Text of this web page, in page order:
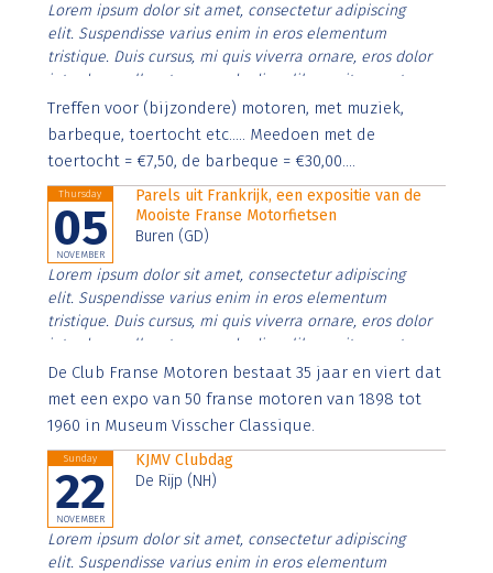
Lorem ipsum dolor sit amet, consectetur adipiscing
elit. Suspendisse varius enim in eros elementum
tristique. Duis cursus, mi quis viverra ornare, eros dolor
interdum nulla, ut commodo diam libero vitae erat.
Aenean faucibus nibh et justo cursus id rutrum lorem
imperdiet. Nunc ut sem vitae risus tristique posuere.
Treffen voor (bijzondere) motoren, met muziek,
barbeque, toertocht etc..... Meedoen met de
toertocht = €7,50, de barbeque = €30,00....
Thursday
05
NOVEMBER
Parels uit Frankrijk, een expositie van de
Mooiste Franse Motorfietsen
Buren (GD)
Lorem ipsum dolor sit amet, consectetur adipiscing
elit. Suspendisse varius enim in eros elementum
tristique. Duis cursus, mi quis viverra ornare, eros dolor
interdum nulla, ut commodo diam libero vitae erat.
Aenean faucibus nibh et justo cursus id rutrum lorem
imperdiet. Nunc ut sem vitae risus tristique posuere.
De Club Franse Motoren bestaat 35 jaar en viert dat
met een expo van 50 franse motoren van 1898 tot
1960 in Museum Visscher Classique.
Sunday
22
NOVEMBER
KJMV Clubdag
De Rijp (NH)
Lorem ipsum dolor sit amet, consectetur adipiscing
elit. Suspendisse varius enim in eros elementum